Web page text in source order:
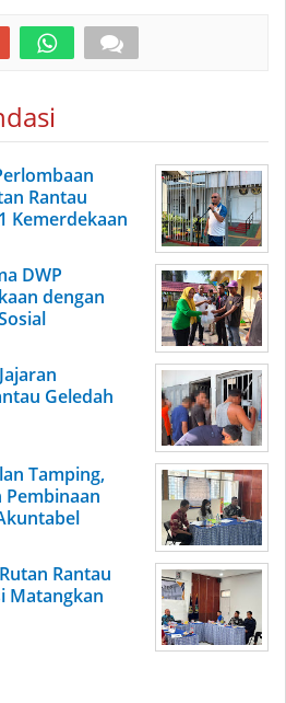
Rantau
Kemerdekaan
DWP
dengan
Geledah
Tamping,
Pembinaan
Rantau
Matangkan